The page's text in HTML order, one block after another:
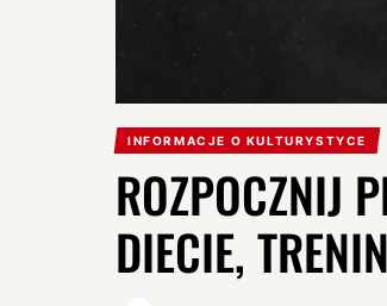
INFORMACJE O KULTURYSTYCE
ROZPOCZNIJ
DIECIE,